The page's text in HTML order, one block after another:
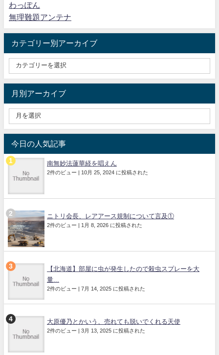
わっぽん
無理難題アンテナ
カテゴリー別アーカイブ
月別アーカイブ
今日の人気記事
南無妙法蓮華経を唱えん
2件のビュー | 10月 25, 2024 に投稿された
ニトリ会長、レアアース規制について言及①
2件のビュー | 1月 8, 2026 に投稿された
【北海道】部屋に虫が発生したので殺虫スプレーを大
量...
2件のビュー | 7月 14, 2025 に投稿された
大原優乃とかいう、売れても脱いでくれる天使
2件のビュー | 3月 13, 2025 に投稿された